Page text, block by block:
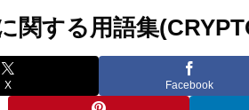
関する用語集
X Facebook